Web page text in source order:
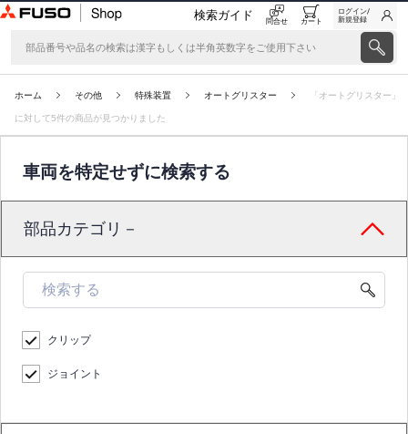
検索ガイド 問合せ カート
ログイン/
新規登録
ホーム その他 特殊装置 オートグリスター 「オートグリスター」
に対して5件の商品が見つかりました
車両を特定せずに検索する
部品カテゴリ－
クリップ
ジョイント